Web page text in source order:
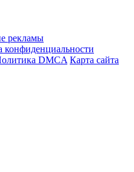
рекламы
конфиденциальности
DMCA Карта сайта